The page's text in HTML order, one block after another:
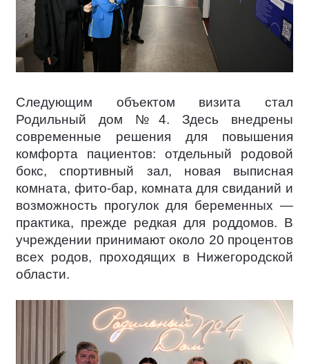
Следующим объектом визита стал
Родильный дом №4. Здесь внедрены
современные решения для повышения
комфорта пациентов: отдельный родовой
бокс, спортивный зал, новая выписная
комната, фито-бар, комната для свиданий и
возможность прогулок для беременных —
практика, прежде редкая для роддомов. В
учреждении принимают около 20 процентов
всех родов, проходящих в Нижегородской
области.